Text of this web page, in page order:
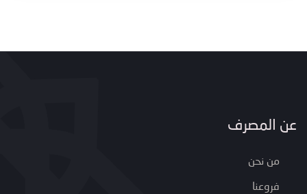
عن المصرف
من نحن
فروعنا